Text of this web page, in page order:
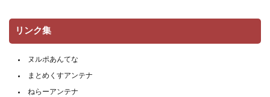
リンク集
ヌルポあんてな
まとめくすアンテナ
ねらーアンテナ